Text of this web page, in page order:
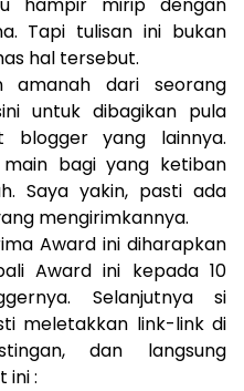
Tapi tulisan ini bukan
hal tersebut.
amanah dari seorang
untuk dibagikan pula
blogger yang lainnya.
bagi yang ketiban
Saya yakin, pasti ada
mengirimkannya.
Award ini diharapkan
Award ini kepada 10
Selanjutnya si
meletakkan link-link di
dan langsung
ini :